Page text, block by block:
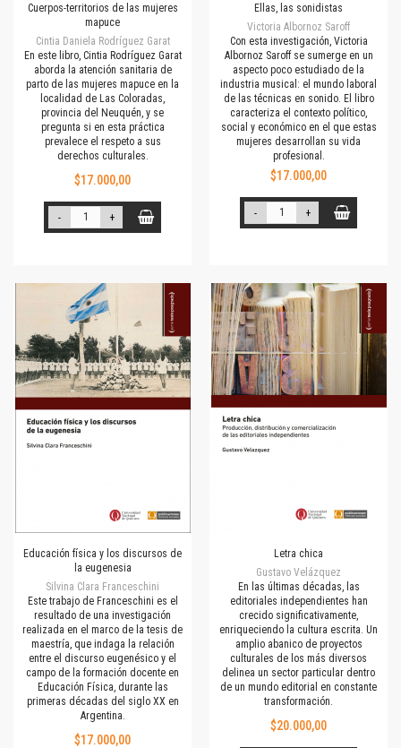
Cuerpos-territorios de las mujeres
mapuce
Cintia Daniela Rodríguez Garat
En este libro, Cintia Rodríguez Garat
aborda la atención sanitaria de
parto de las mujeres mapuce en la
localidad de Las Coloradas,
provincia del Neuquén, y se
pregunta si en esta práctica
prevalece el respeto a sus
derechos culturales.
$17.000,00
- +
Ellas, las sonidistas
Victoria Albornoz Saroff
Con esta investigación, Victoria
Albornoz Saroff se sumerge en un
aspecto poco estudiado de la
industria musical: el mundo laboral
de las técnicas en sonido. El libro
caracteriza el contexto político,
social y económico en el que estas
mujeres desarrollan su vida
profesional.
$17.000,00
- +
Educación física y los discursos de
la eugenesia
Silvina Clara Franceschini
Este trabajo de Franceschini es el
resultado de una investigación
realizada en el marco de la tesis de
maestría, que indaga la relación
entre el discurso eugenésico y el
campo de la formación docente en
Educación Física, durante las
primeras décadas del siglo XX en
Argentina.
$17.000,00
Letra chica
Gustavo Velázquez
En las últimas décadas, las
editoriales independientes han
crecido significativamente,
enriqueciendo la cultura escrita. Un
amplio abanico de proyectos
culturales de los más diversos
delinea un sector particular dentro
de un mundo editorial en constante
transformación.
$20.000,00